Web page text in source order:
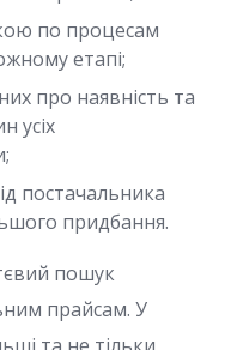
по процесам
етапі;
про наявність та
усіх
постачальника
придбання.
пошук
прайсам. У